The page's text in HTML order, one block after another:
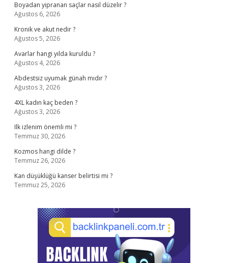
Boyadan yipranan saçlar nasıl düzelir ?
Ağustos 6, 2026
Kronik ve akut nedir ?
Ağustos 5, 2026
Avarlar hangi yılda kuruldu ?
Ağustos 4, 2026
Abdestsiz uyumak günah mıdır ?
Ağustos 3, 2026
4XL kadın kaç beden ?
Ağustos 3, 2026
Ilk izlenim önemli mi ?
Temmuz 30, 2026
Kozmos hangi dilde ?
Temmuz 26, 2026
Kan düşüklüğü kanser belirtisi mi ?
Temmuz 25, 2026